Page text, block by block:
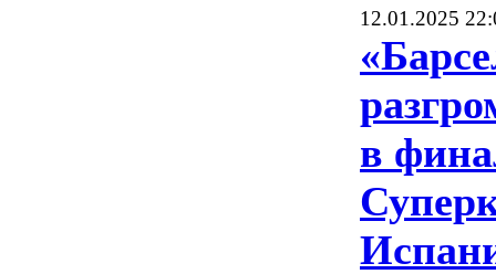
12.01.2025
в